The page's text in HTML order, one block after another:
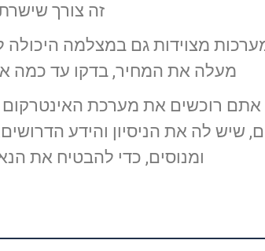
זה צורך
מצוידות גם במצלמה
מעלה את המחיר, בדקו עד כמה
רוכשים את מערכת
שיש לה את הניסיון והידע
ומנוסים, כדי להבטיח את